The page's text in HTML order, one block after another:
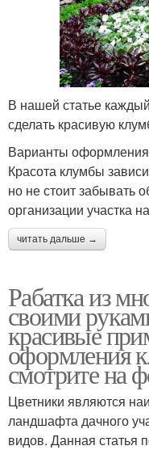
В нашей статье
сделать красивую
Варианты оформления
Красота клумбы
но не стоит забывать
организации участка
читать дальше →
Рабатка из
своими
красивые
оформления
смотрите на
Цветники являются
ландшафта дачного
видов. Данная статья